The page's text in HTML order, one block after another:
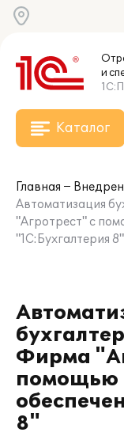
и
Каталог
Главная
Автоматизация
"Агротрест" с
"1С:Бухгалтерия 8"
Фирма
помощью
8"